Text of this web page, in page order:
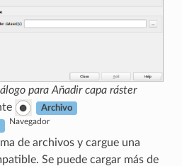
para Añadir capa ráster
Archivo
Navegador
de archivos y cargue una
Se puede cargar más de